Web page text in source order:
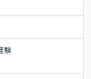
験